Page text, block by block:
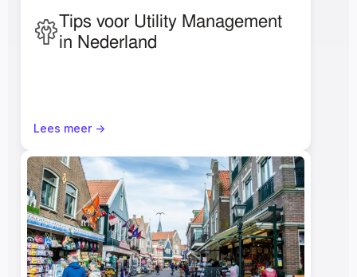
Tips voor Utility Management
in Nederland
Lees meer ->